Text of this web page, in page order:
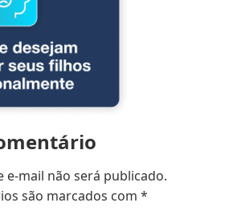
e-mail não será publicado.
são marcados com *